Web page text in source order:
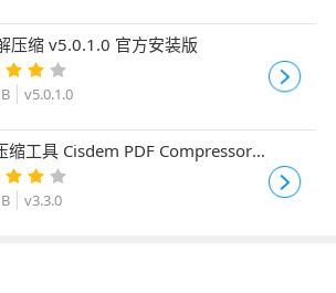
压缩 v5.0.1.0 官方安装版
v5.0.1.0
缩工具 Cisdem PDF Compressor
x64 绿色中文免安装绿色版
v3.3.0